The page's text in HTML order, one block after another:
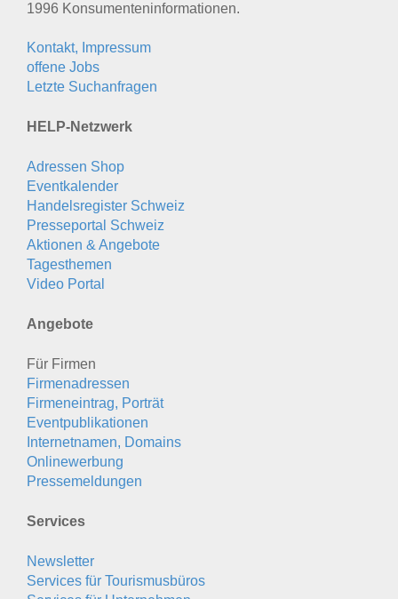
1996 Konsumenten­informationen.
Kontakt, Impressum
offene Jobs
Letzte Suchanfragen
HELP-Netzwerk
Adressen Shop
Eventkalender
Handelsregister Schweiz
Presseportal Schweiz
Aktionen & Angebote
Tagesthemen
Video Portal
Angebote
Für Firmen
Firmenadressen
Firmeneintrag, Porträt
Eventpublikationen
Internetnamen, Domains
Onlinewerbung
Pressemeldungen
Services
Newsletter
Services für Tourismusbüros